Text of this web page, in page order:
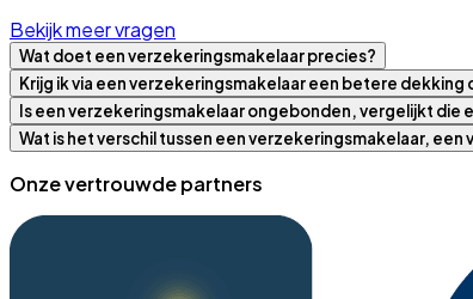
Bekijk meer vragen
Wat doet een verzekeringsmakelaar precies?
Krijg ik via een verzekeringsmakelaar een betere
Is een verzekeringsmakelaar ongebonden, vergelijkt
Wat is het verschil tussen een verzekeringsmakelaar,
Onze vertrouwde partners